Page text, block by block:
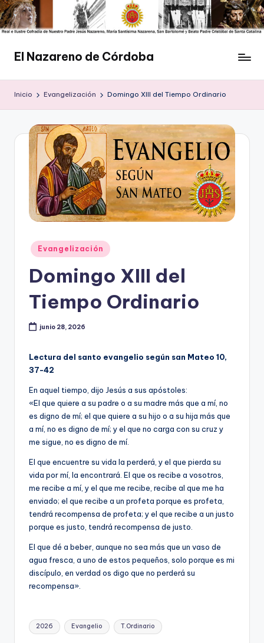
Saltar
contenido
El Nazareno de Córdoba
Nazareno
Córdoba
Inicio Evangelización Domingo XIII del Tiempo Ordinario
Publicado
en
Evangelización
Domingo XIII del
Tiempo Ordinario
junio 28, 2026
Lectura del santo evangelio según san Mateo 10,
37-42
En aquel tiempo, dijo Jesús a sus apóstoles:
«El que quiere a su padre o a su madre más que a mí, no
es digno de mí; el que quiere a su hijo o a su hija más que
a mí, no es digno de mí; y el que no carga con su cruz y
me sigue, no es digno de mí.
El que encuentre su vida la perderá, y el que pierda su
vida por mí, la encontrará. El que os recibe a vosotros,
me recibe a mí, y el que me recibe, recibe al que me ha
enviado; el que recibe a un profeta porque es profeta,
tendrá recompensa de profeta; y el que recibe a un justo
porque es justo, tendrá recompensa de justo.
El que dé a beber, aunque no sea más que un vaso de
agua fresca, a uno de estos pequeños, solo porque es mi
discípulo, en verdad os digo que no perderá su
recompensa».
Etiquetas:
2026 Evangelio T.Ordinario